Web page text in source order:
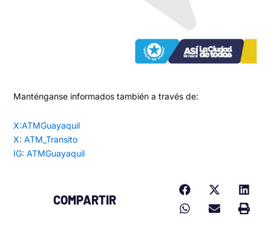
Manténganse informados también a través de:
X:ATMGuayaquil
X: ATM_Transito
IG: ATMGuayaquil
COMPARTIR